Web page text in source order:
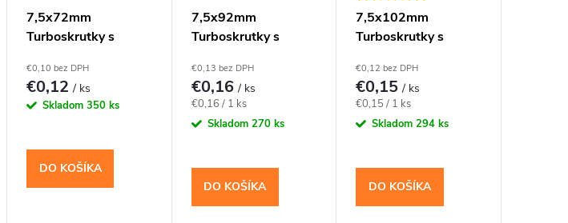
7,5x72mm
Turboskrutky s
TX30
€0,10 bez DPH
€0,12/ ks
Skladom 350 ks
DO KOŠÍKA
7,5x92mm
Turboskrutky s
TX30
€0,13 bez DPH
€0,16/ ks
Jednotková
cena:
€0,16 / 1 ks
Skladom 270 ks
DO KOŠÍKA
7,5x102mm
Turboskrutky s
TX30
€0,12 bez DPH
€0,15/ ks
Jednotková
cena:
€0,15 / 1 ks
Skladom294 ks
DO KOŠÍKA